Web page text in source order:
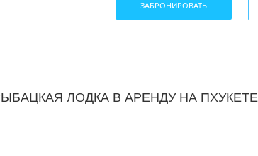
ЗАБРОНИРОВАТЬ
ЛОДКА В АРЕНДУ НА ПХУКЕТЕ